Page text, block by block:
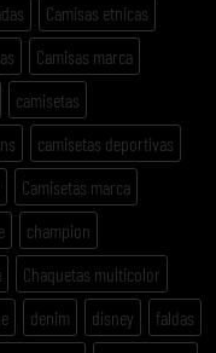
Camisas etnicas
Camisas marca
camisetas
camisetas deportivas
Camisetas marca
champion
Chaquetas multicolor
denim disney
faldas